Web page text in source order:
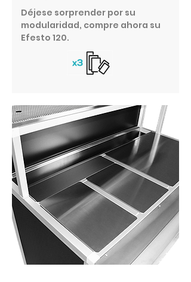
Déjese sorprender por su
modularidad, compre ahora su
Efesto 120.